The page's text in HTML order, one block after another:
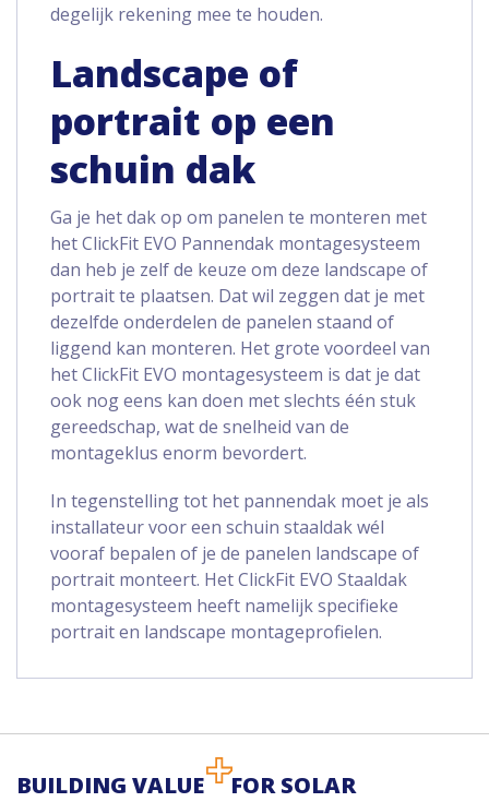
degelijk rekening mee te houden.
Landscape of
portrait op een
schuin dak
Ga je het dak op om panelen te monteren met
het ClickFit EVO Pannendak montagesysteem
dan heb je zelf de keuze om deze landscape of
portrait te plaatsen. Dat wil zeggen dat je met
dezelfde onderdelen de panelen staand of
liggend kan monteren. Het grote voordeel van
het ClickFit EVO montagesysteem is dat je dat
ook nog eens kan doen met slechts één stuk
gereedschap, wat de snelheid van de
montageklus enorm bevordert.
In tegenstelling tot het pannendak moet je als
installateur voor een schuin staaldak wél
vooraf bepalen of je de panelen landscape of
portrait monteert. Het ClickFit EVO Staaldak
montagesysteem heeft namelijk specifieke
portrait en landscape montageprofielen.
BUILDING VALUE
FOR SOLAR